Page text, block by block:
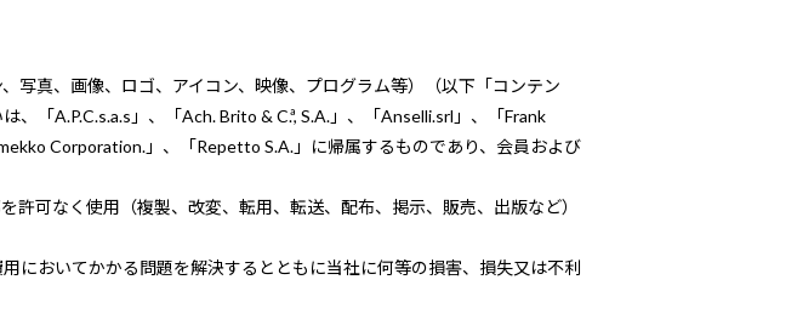
写真、画像、ロゴ、アイコン、映像、プログラム等）（以下「コンテン
「A.P.C.s.a.s」、「Ach. Brito & C.ª, S.A.」、「Anselli.srl」、「Frank
Corporation.」、「Repetto S.A.」に帰属するものであり、会員および
可なく使用（複製、改変、転用、転送、配布、掲示、販売、出版など）
においてかかる問題を解決するとともに当社に何等の損害、損失又は不利